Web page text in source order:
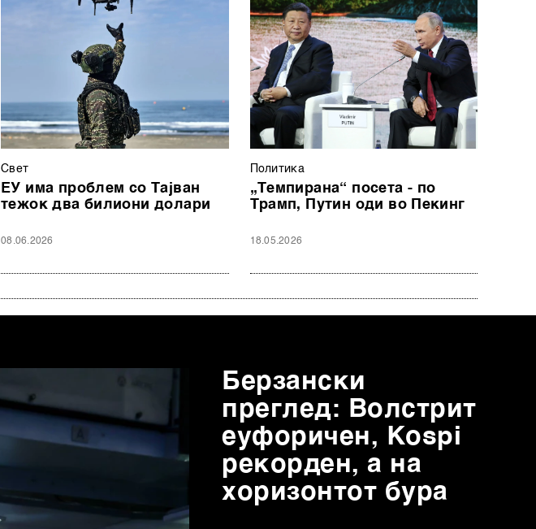
Свет
ЕУ има проблем со Тајван
тежок два билиони долари
08.06.2026
Политика
„Темпирана“ посета - по
Трамп, Путин оди во Пекинг
18.05.2026
Берзански
преглед: Волстрит
еуфоричен, Коspi
рекорден, а на
хоризонтот бура